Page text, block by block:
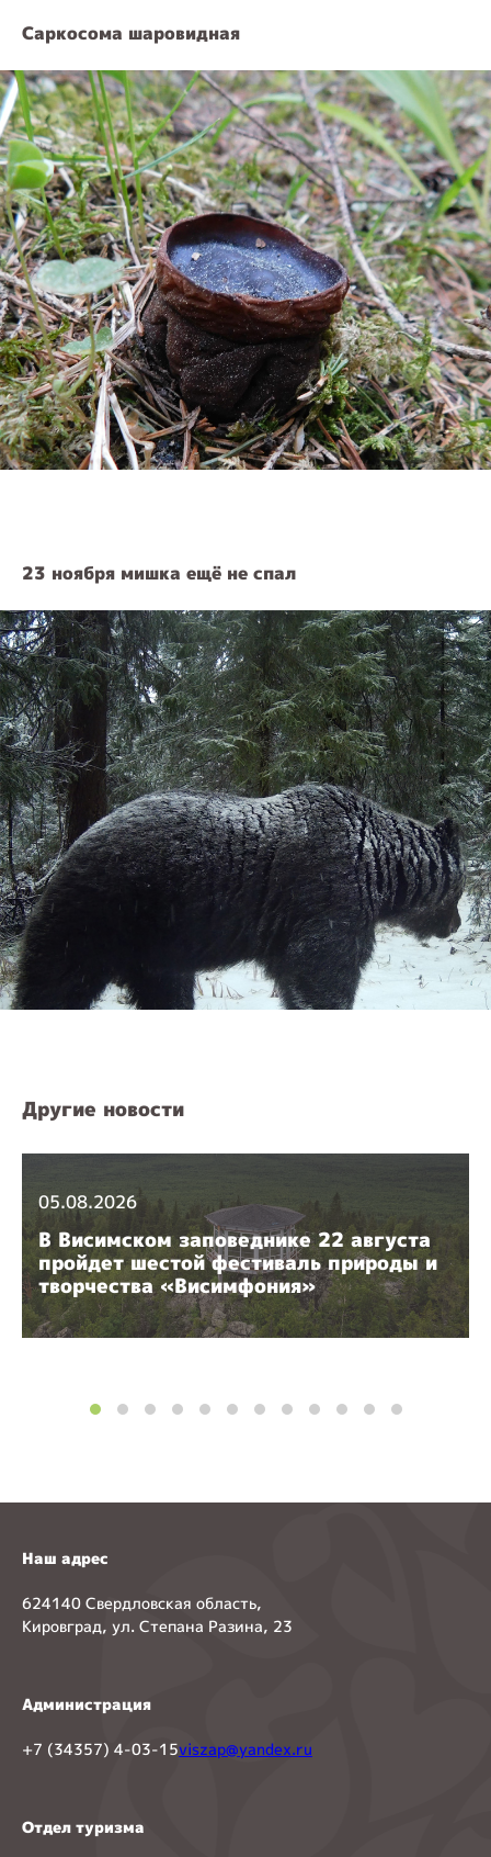
Саркосома шаровидная
23 ноября мишка ещё не спал
Другие новости
05.08.2026
В Висимском заповеднике 22 августа
пройдет шестой фестиваль природы и
творчества «Висимфония»
Наш адрес
624140 Свердловская область,
Кировград, ул. Степана Разина, 23
Администрация
+7 (34357) 4-03-15viszap@yandex.ru
Отдел туризма